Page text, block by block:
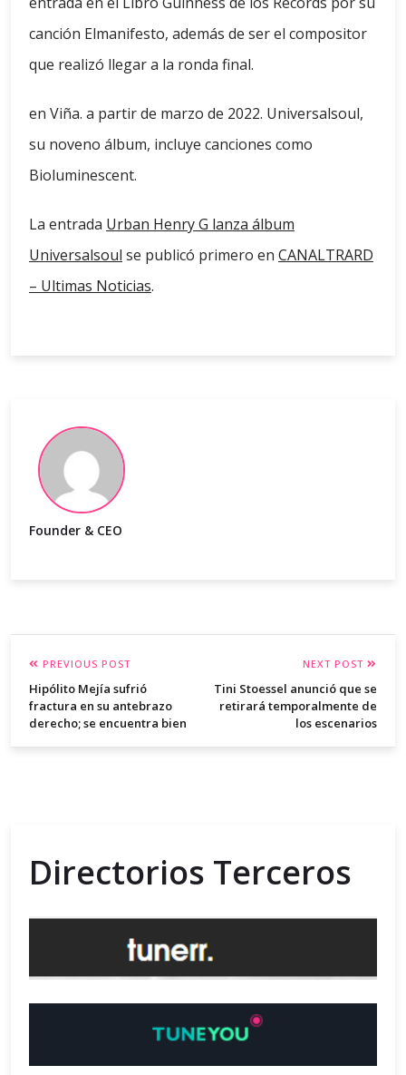
canción Elmanifesto, además de ser el compositor
que realizó llegar a la ronda final.
en Viña. a partir de marzo de 2022. Universalsoul,
su noveno álbum, incluye canciones como
Bioluminescent.
La entrada Urban Henry G lanza álbum
Universalsoul se publicó primero en CANALTRARD
– Ultimas Noticias.
Founder & CEO
PREVIOUS POST
Hipólito Mejía sufrió
fractura en su antebrazo
derecho; se encuentra bien
NEXT POST
Tini Stoessel anunció que se
retirará temporalmente de
los escenarios
Directorios Terceros